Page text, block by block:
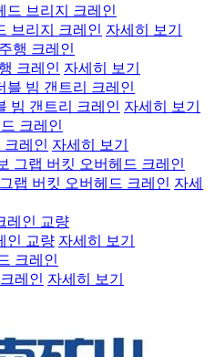
브리지 크레인 자세히 보기
크레인 자세히 보기
빔 갠트리 크레인 자세히 보기
크레인 자세히 보기
랩 버킷 오버헤드 크레인 자세
인 교량 자세히 보기
레인 자세히 보기